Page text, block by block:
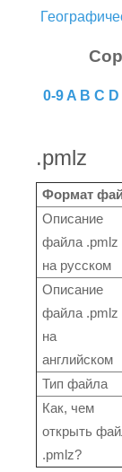
0-9 A B C D
.pmlz
Формат
Описание
файла .pmlz
на русском
Описание
файла .pmlz
на
английском
Тип файла
Как, чем
открыть
.pmlz?